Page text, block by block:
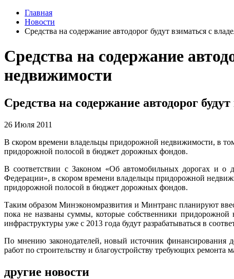
Главная
Новости
Средства на содержание автодорог будут взиматься с
Средства на содержание
недвижимости
Средства на содержание автодорог
26 Июля 2011
В скором времени владельцы придорожной недвижимости, в
придорожной полосой в бюджет дорожных фондов.
В соответствии с Законом «Об автомобильных дорогах и о
Федерации», в скором времени владельцы придорожной
придорожной полосой в бюджет дорожных фондов.
Таким образом Минэкономразвития и Минтранс планируют
пока не названы суммы, которые собственники придорожной
инфраструктуры уже с 2013 года будут разрабатываться в
По мнению законодателей, новый источник финансирования
работ по строительству и благоустройству требующих ремонта
другие новости